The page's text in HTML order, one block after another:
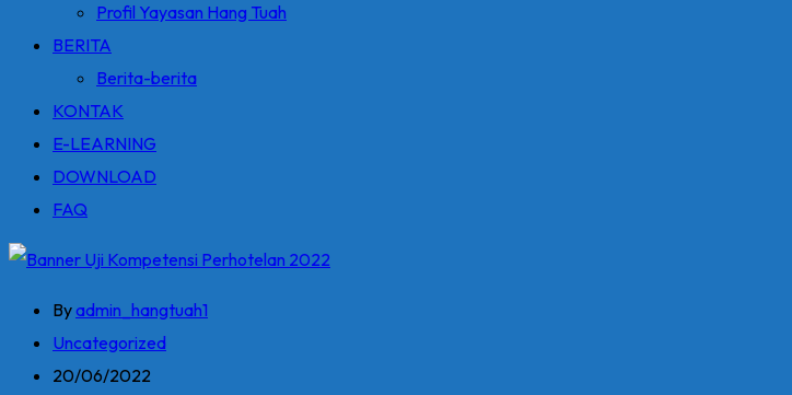
Profil Yayasan Hang Tuah
BERITA
Berita-berita
KONTAK
E-LEARNING
DOWNLOAD
FAQ
Byadmin_hangtuah1
Uncategorized
20/06/2022